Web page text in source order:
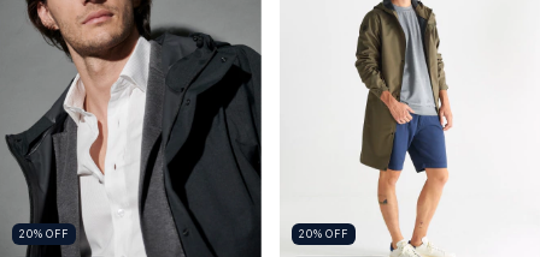
20% OFF 20% OFF